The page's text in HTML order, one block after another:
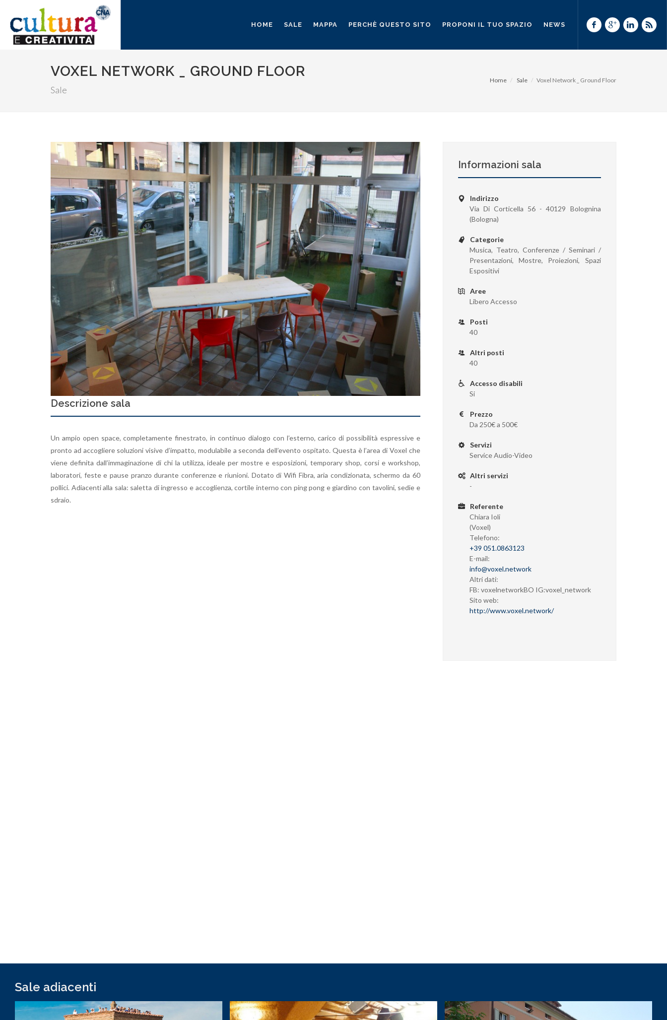
HOME SALE MAPPA PERCHÈ QUESTO SITO PROPONI IL TUO SPAZIO NEWS
VOXEL NETWORK _ GROUND FLOOR
Sale
Home Sale Voxel Network _ Ground Floor
Descrizione sala
Un ampio open space, completamente finestrato, in continuo dialogo con l’esterno, carico di possibilità espressive e
pronto ad accogliere soluzioni visive d’impatto, modulabile a seconda dell’evento ospitato. Questa è l’area di Voxel che
viene definita dall’immaginazione di chi la utilizza, ideale per mostre e esposizioni, temporary shop, corsi e workshop,
laboratori, feste e pause pranzo durante conferenze e riunioni. Dotato di Wifi Fibra, aria condizionata, schermo da 60
pollici. Adiacenti alla sala: saletta di ingresso e accoglienza, cortile interno con ping pong e giardino con tavolini, sedie e
sdraio.
Informazioni sala
Indirizzo
Via Di Corticella 56 - 40129 Bolognina
(Bologna)
Categorie
Musica, Teatro, Conferenze / Seminari /
Presentazioni, Mostre, Proiezioni, Spazi
Espositivi
Aree
Libero Accesso
Posti
40
Altri posti
40
Accesso disabili
Si
Prezzo
Da 250€ a 500€
Servizi
Service Audio-Video
Altri servizi
-
Referente
Chiara Ioli
(Voxel)
Telefono:
+39 051.0863123
E-mail:
info@voxel.network
Altri dati:
FB: voxelnetworkBO IG:voxel_network
Sito web:
http://www.voxel.network/
Sale adiacenti